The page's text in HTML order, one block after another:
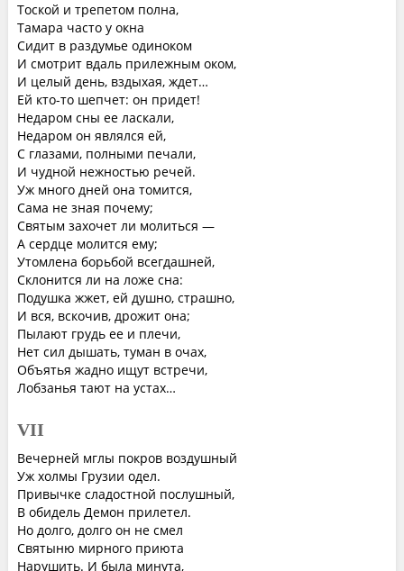
Тоской и трепетом полна,
Тамара часто у окна
Сидит в раздумье одиноком
И смотрит вдаль прилежным оком,
И целый день, вздыхая, ждет…
Ей кто-то шепчет: он придет!
Недаром сны ее ласкали,
Недаром он являлся ей,
С глазами, полными печали,
И чудной нежностью речей.
Уж много дней она томится,
Сама не зная почему;
Святым захочет ли молиться —
А сердце молится ему;
Утомлена борьбой всегдашней,
Склонится ли на ложе сна:
Подушка жжет, ей душно, страшно,
И вся, вскочив, дрожит она;
Пылают грудь ее и плечи,
Нет сил дышать, туман в очах,
Объятья жадно ищут встречи,
Лобзанья тают на устах…
VII
Вечерней мглы покров воздушный
Уж холмы Грузии одел.
Привычке сладостной послушный,
В обидель Демон прилетел.
Но долго, долго он не смел
Святыню мирного приюта
Нарушить. И была минута,